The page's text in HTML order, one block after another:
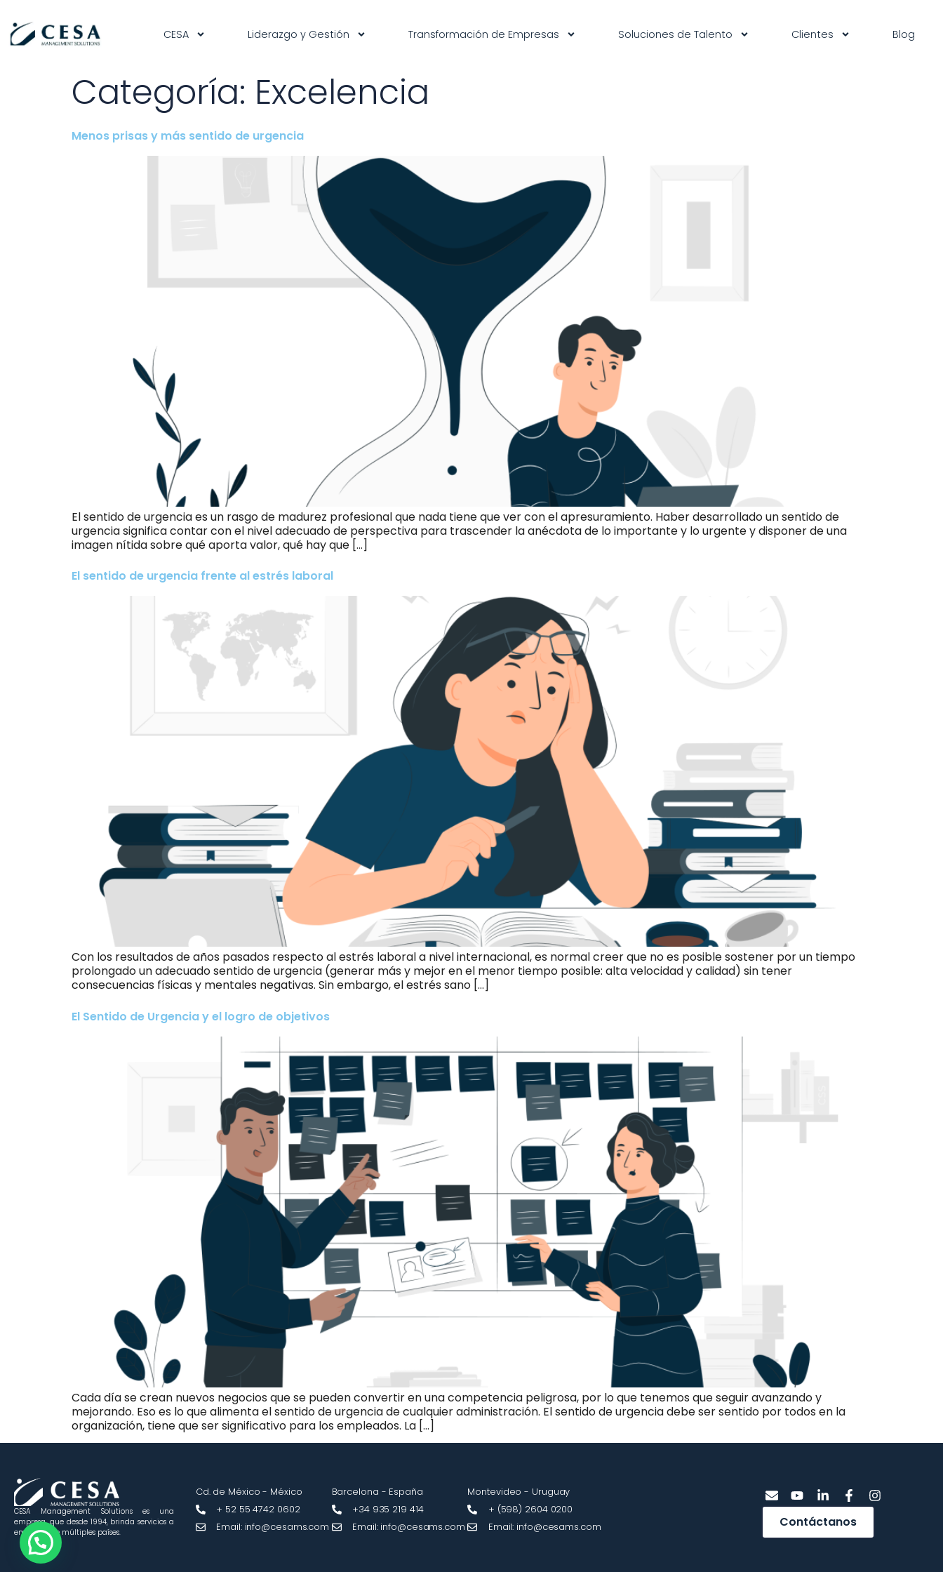
CESA Liderazgo y Gestión Transformación de Empresas Soluciones de Talento Clientes Blog
Categoría: Excelencia
Menos prisas y más sentido de urgencia
El sentido de urgencia es un rasgo de madurez profesional que nada tiene que ver con el apresuramiento. Haber desarrollado un sentido de
urgencia significa contar con el nivel adecuado de perspectiva para trascender la anécdota de lo importante y lo urgente y disponer de una
imagen nítida sobre qué aporta valor, qué hay que […]
El sentido de urgencia frente al estrés laboral
Con los resultados de años pasados respecto al estrés laboral a nivel internacional, es normal creer que no es posible sostener por un tiempo
prolongado un adecuado sentido de urgencia (generar más y mejor en el menor tiempo posible: alta velocidad y calidad) sin tener
consecuencias físicas y mentales negativas. Sin embargo, el estrés sano […]
El Sentido de Urgencia y el logro de objetivos
Cada día se crean nuevos negocios que se pueden convertir en una competencia peligrosa, por lo que tenemos que seguir avanzando y
mejorando. Eso es lo que alimenta el sentido de urgencia de cualquier administración. El sentido de urgencia debe ser sentido por todos en la
organización, tiene que ser significativo para los empleados. La […]
CESA Management Solutions es una
empresa, que desde 1994, brinda servicios a
empresas de múltiples países.
Cd. de México - México
+ 52 55 4742 0602
Email: info@cesams.com
Barcelona - España
+34 935 219 414
Email: info@cesams.com
Montevideo - Uruguay​
+ (598) 2604 0200
Email: info@cesams.com
Contáctanos